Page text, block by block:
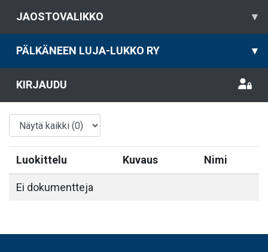
JAOSTOVALIKKO ▾
PÄLKÄNEEN LUJA-LUKKO RY ▾
KIRJAUDU
Luokittelu Kuvaus Nimi
Ei dokumentteja